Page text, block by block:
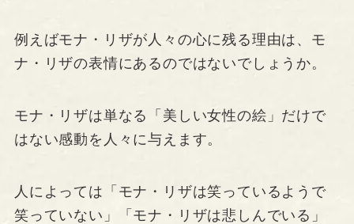
例えばモナ・リザが人々の心に残る理由は、モ
ナ・リザの表情にあるのではないでしょうか。
モナ・リザは単なる「美しい女性の絵」だけで
はない感動を人々に与えます。
人によっては「モナ・リザは笑っているようで
笑っていない」「モナ・リザは悲しんでいる」